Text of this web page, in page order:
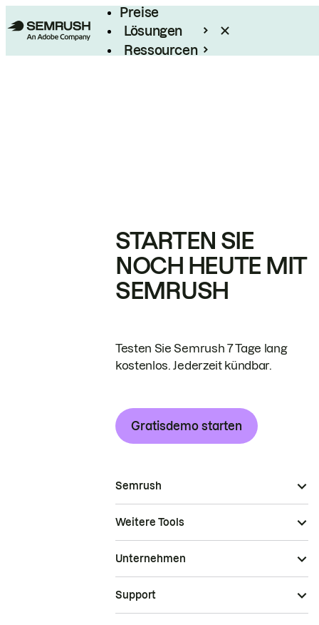
Preise
Lösungen
Ressourcen
STARTEN SIE
NOCH HEUTE MIT
SEMRUSH
Testen Sie Semrush 7 Tage lang
kostenlos. Jederzeit kündbar.
Gratisdemo starten
Semrush
Weitere Tools
Unternehmen
Support